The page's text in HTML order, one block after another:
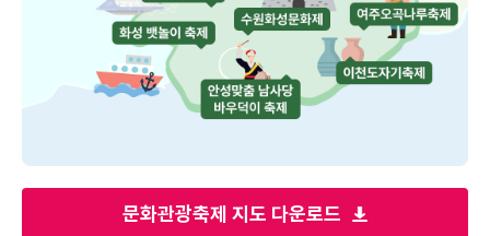
문화관광축제 지도 다운로드